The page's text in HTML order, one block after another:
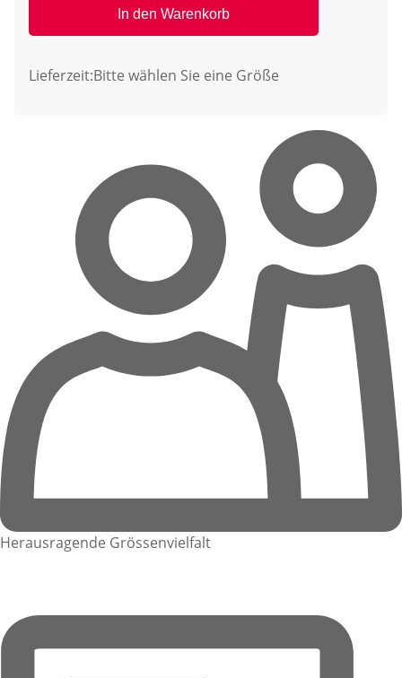
In den Warenkorb
Lieferzeit:Bitte wählen Sie eine Größe
Herausragende Grössenvielfalt